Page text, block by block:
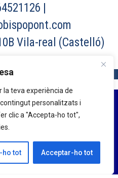
la teva experiència de
personalitzats i
clic a "Accepta-ho tot",
ho tot Acceptar-ho tot
|
Vila-real (Castelló)